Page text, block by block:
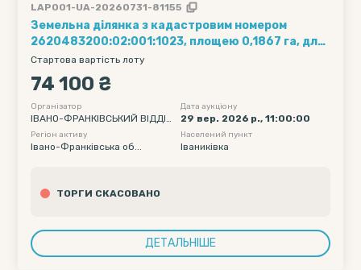
LAP001-UA-20260731-81155
Земельна ділянка з кадастровим номером
2620483200:02:001:1023, площею 0,1867 га, для
ведення товарного сільськогосподарського
виробництва, розташована в урочищі «За
радчами» за межами населеного пункту с.
Іваниківка Івано-Франківського району Івано-
Франківської області;
Стартова вартість лоту
74 100 ₴
Організатор
ІВАНО-ФРАНКІВСЬКИЙ ВІДДІ
Л ДЕРЖАВНОЇ ВИКОНАВЧОЇ С
ЛУЖБИ В ІВАНО-ФРАНКІВСЬК
СЬКОГО МІЖРЕГІОНАЛЬНОГО У
ПРАВЛІННЯ МІНІСТЕРСТВА ЮС
Дата аукціону
29 вер. 2026 р., 11:00:00
Регіон активу
Івано-Франківська об...
Населений пункт
Іваниківка
ТОРГИ СКАСОВАНО
ДЕТАЛЬНІШЕ